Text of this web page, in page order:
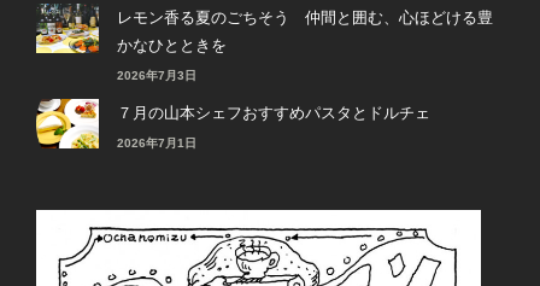
レモン香る夏のごちそう 仲間と囲む、心ほどける豊
かなひとときを
2026年7月3日
７月の山本シェフおすすめパスタとドルチェ
2026年7月1日